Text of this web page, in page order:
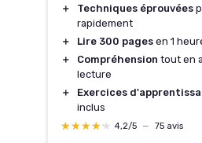
＋ Techniques éprouvées
rapidement
＋
Lire 300 pages en 1
＋
Compréhension tout en
lecture
＋
Exercices
inclus
★★★★★
★★★★★ 4,2/5 — 75 avis